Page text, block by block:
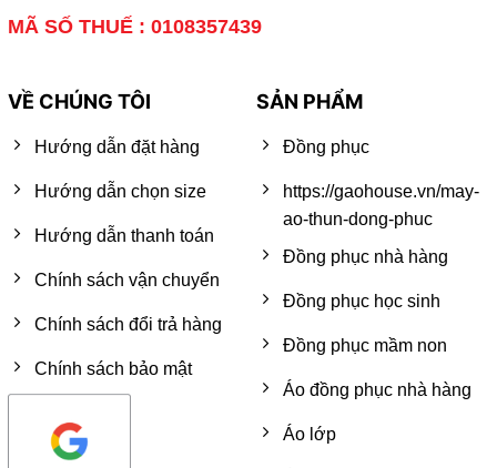
MÃ SỐ THUẾ : 0108357439
VỀ CHÚNG TÔI
Hướng dẫn đặt hàng
Hướng dẫn chọn size
Hướng dẫn thanh toán
Chính sách vận chuyển
Chính sách đổi trả hàng
Chính sách bảo mật
SẢN PHẨM
Đồng phục
https://gaohouse.vn/may-
ao-thun-dong-phuc
Đồng phục nhà hàng
Đồng phục học sinh
Đồng phục mầm non
Áo đồng phục nhà hàng
Áo lớp